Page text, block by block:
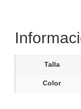
Talla
Color